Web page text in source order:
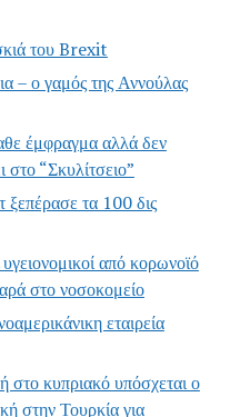
του Brexit
– ο γαμός της Αννούλας
έμφραγμα αλλά δεν
“Σκυλίτσειο”
τα 100 δις
από κορωνοϊό
στο νοσοκομείο
εταιρεία
στο κυπριακό υπόσχεται ο
στην Τουρκία για